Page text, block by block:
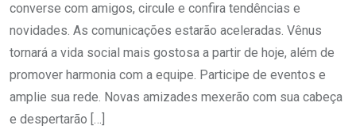
converse com amigos, circule e confira tendências e
novidades. As comunicações estarão aceleradas. Vênus
tornará a vida social mais gostosa a partir de hoje, além de
promover harmonia com a equipe. Participe de eventos e
amplie sua rede. Novas amizades mexerão com sua cabeça
e despertarão […]